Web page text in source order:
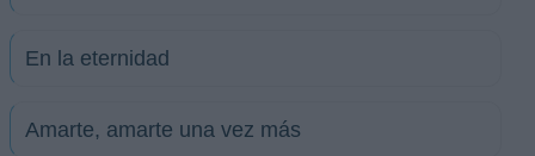
En la eternidad
Amarte, amarte una vez más